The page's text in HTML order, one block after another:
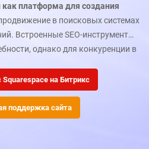
как платформа для создания
в поисковых системах
Встроенные SEO-инструменты
однако для конкуренции в
Squarespace на Битрикс
поддержка сайта